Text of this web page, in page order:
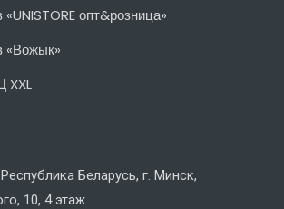
опт&розница»
«Вожык»
Беларусь, г. Минск,
10, 4 этаж